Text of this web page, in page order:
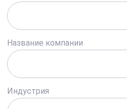
Название компании
Индустрия